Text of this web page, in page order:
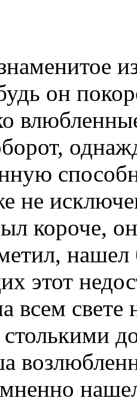
он
не
короче,
этот
всем